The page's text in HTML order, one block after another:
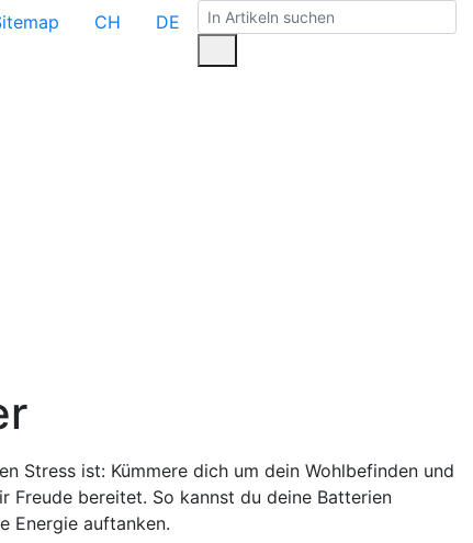
CH DE
Stress ist: Kümmere dich um dein Wohlbefinden und
Freude bereitet. So kannst du deine Batterien
Energie auftanken.